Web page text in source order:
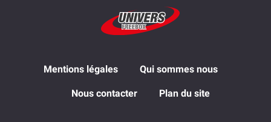
Mentions légales Qui sommes nous
Nous contacter Plan du site